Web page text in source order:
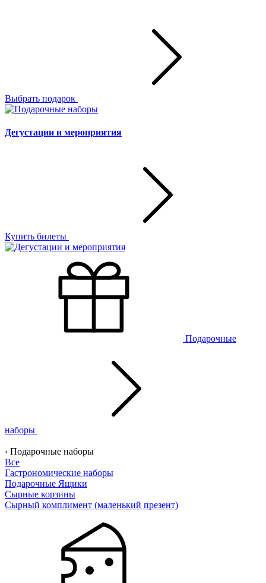
Выбрать подарок
Дегустации и мероприятия
Купить билеты
Подарочные
наборы
‹ Подарочные наборы
Все
Гастрономические наборы
Подарочные Ящики
Сырные корзины
Сырный комплимент (маленький презент)